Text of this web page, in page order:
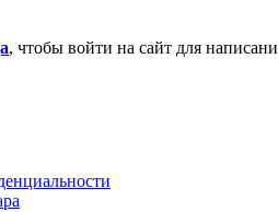
, чтобы войти на сайт для